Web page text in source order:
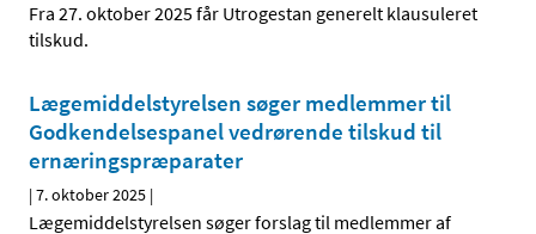
Fra 27. oktober 2025 får Utrogestan generelt klausuleret
tilskud.
Lægemiddelstyrelsen søger medlemmer til
Godkendelsespanel vedrørende tilskud til
ernæringspræparater
|7. oktober 2025 |
Lægemiddelstyrelsen søger forslag til medlemmer af